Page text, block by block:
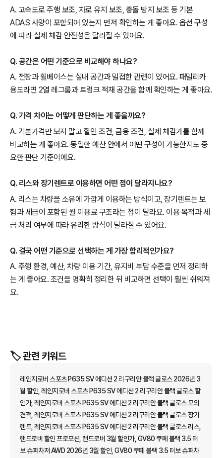
A. 고속도로 주행 보조, 차로 유지 보조, 충돌 방지 보조 등 기본
ADAS 사양이 포함되어 있는지 먼저 확인하는 게 좋아요. 옵션 구성
에 따라 실제 체감 안전성은 달라질 수 있어요.
Q. 공간은 어떤 기준으로 비교해야 하나요?
A. 전장과 휠베이스는 실내 공간과 밀접한 관련이 있어요. 패밀리카
용도라면 2열 레그룸과 트렁크 적재 공간을 함께 확인하는 게 좋아요.
Q. 가격 차이는 어떻게 판단하는 게 좋을까요?
A. 기본가격만 보지 말고 할인 조건, 금융 조건, 실제 체감가를 함께
비교하는 게 좋아요. 동일한 예산 안에서 어떤 구성이 가능한지도 중
요한 판단 기준이에요.
Q. 리스와 장기렌트로 이용하면 어떤 점이 달라지나요?
A. 리스는 차량을 소유에 가깝게 이용하는 방식이고, 장기렌트는 보
험과 세금이 포함된 월 이용료 구조라는 점이 달라요. 이용 목적과 세
금 처리 여부에 따라 유리한 방식이 달라질 수 있어요.
Q. 결국 어떤 기준으로 선택하는 게 가장 합리적인가요?
A. 주행 환경, 예산, 차량 이용 기간, 유지비 부담 수준을 먼저 정리하
는 게 좋아요. 조건을 명확히 정리한 뒤 비교하면 선택이 훨씬 쉬워져
요.
🏷️ 관련 키워드
레인지로버 스포츠 P635 SV 에디션 2 리구리안 블랙 글로스 2026년 3
월 할인, 레인지로버 스포츠 P635 SV 에디션 2 리구리안 블랙 글로스 할
인가, 레인지로버 스포츠 P635 SV 에디션 2 리구리안 블랙 글로스 모의
견적, 레인지로버 스포츠 P635 SV 에디션 2 리구리안 블랙 글로스 장기
렌트, 레인지로버 스포츠 P635 SV 에디션 2 리구리안 블랙 글로스 리스,
랜드로버 할인 프로모션, 랜드로버 3월 할인가, GV80 쿠페 블랙 3.5 터
보 슈퍼차저 AWD 2026년 3월 할인, GV80 쿠페 블랙 3.5 터보 슈퍼차